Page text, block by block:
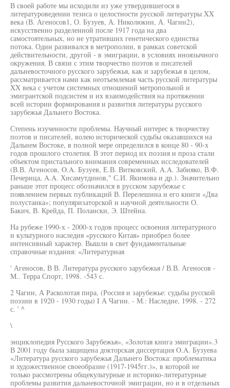
В своей работе мы исходили из уже утвердившегося в
литературоведении тезиса о целостности русской литературы XX
века (В. Агеносов1, О. Бузуев, А. Николюкин, А. Чагин2),
искусственно разделенной после 1917 года на два
самостоятельных, но не утративших генетического единства
потока. Один развивался в метрополии, в рамках советской
действительности, другой - в эмиграции, в условиях иноязычного
окружения. В связи с этим творчество поэтов и писателей
дальневосточного русского зарубежья, как и зарубежья в целом,
рассматривается нами как неотъемлемая часть русской литературы
XX века с учетом системных отношений метропольной и
эмигрантской подсистем и их взаимодействия на протяжении
всей истории формирования и развития литературы русского
зарубежья Дальнего Востока.
Степень изученности проблемы. Научный интерес к творчеству
поэтов и писателей, волею исторической судьбы оказавшихся на
Дальнем Востоке, в полной мере определился в конце 80 - 90-х
годов прошлого столетия. В этот период их поэзия и проза стали
объектом пристального внимания современных исследователей
(В.В. Агеносов, O.A. Бузуев, Е.В. Витковский, A.A. Забияко, В.Ф.
Печерица, A.A. Хисамутдинов," С.И. Якимова и др.). Значительно
раньше этот процесс обозначился в русском зарубежье с
появлением первых публикаций В. Перелешина и его книги «Два
полустанка»; популяризаторской и научной деятельности О.
Бакич, В. Крейда, П. Полански, Э. Штейна.
На рубеже 1990-х - 2000-х годов процесс освоения литературного
и культурного наследия «русского Китая» приобрел более
интенсивный характер. Вышли в свет фундаментальные
справочные издания: «Литературная
' Агеносов, В В. Литература русского зарубежья / В.В. Агеносов -
М.. Терра Спорт, 1998. -543 с.
2 Чагин, А Расколотая пира, (Россия и зарубежье: судьбы русской
поэзии в 1920 - 1930 годы) I А Чагин. - М.: Наследие, 1998. - 272
с. ' ^
\
энциклопедия Русского Зарубежья», «Золотая книга эмиграции».3
В 2001 году была защищена докторская диссертация O.A. Бузуева
«Литература русского зарубежья Дальнего Востока: проблематика
и художественное своеобразие (1917-1945гг.)», в которой не
только рассмотрены общекультурные и историко-литературные
проблемы развития дальневосточной эмиграции, но и в отдельных